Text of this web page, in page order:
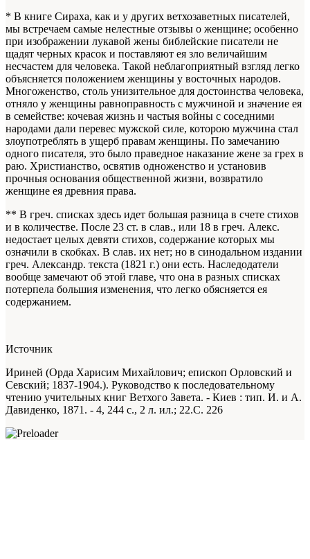
* В книге Сираха, как и у других ветхозаветных писателей,
мы встречаем самые нелестные отзывы о женщине; особенно
при изображении лукавой жены библейские писатели не
щадят черных красок и поставляют ея зло величайшим
несчастем для человека. Такой неблагоприятный взгляд легко
объясняется положением женщины у восточных народов.
Многоженство, столь унизительное для достоинства человека,
отняло у женщины равноправность с мужчиной и значение ея
в семействе: кочевая жизнь и частыя войны с соседними
народами дали перевес мужской силе, которою мужчина стал
злоупотреблять в ущерб правам женщины. По замечанию
одного писателя, это было праведное наказание жене за грех в
раю. Христианство, освятив одноженство и установив
прочныя основания общественной жизни, возвратило
женщине ея древния права.
** В греч. списках здесь идет большая разница в счете стихов
и в количестве. После 23 ст. в слав., или 18 в греч. Алекс.
недостает целых девяти стихов, содержание которых мы
означили в скобках. В слав. их нет; но в синодальном издании
греч. Александр. текста (1821 г.) они есть. Наследодатели
вообще замечают об этой главе, что она в разных списках
потерпела большия изменения, что легко обясняется ея
содержанием.
Источник
Ириней (Орда Харисим Михайлович; епископ Орловский и
Севский; 1837-1904.). Руководство к последовательному
чтению учительных книг Ветхого Завета. - Киев : тип. И. и А.
Давиденко, 1871. - 4, 244 с., 2 л. ил.; 22.С. 226